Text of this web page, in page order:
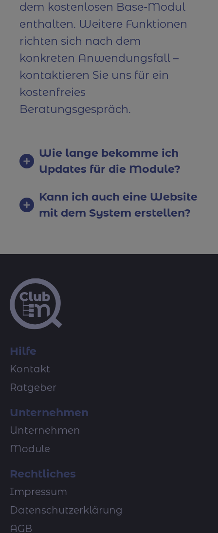
dem kostenlosen Base-Modul
enthalten. Weitere Funktionen
richten sich nach dem
konkreten Anwendungsfall –
kontaktieren Sie uns für ein
kostenfreies
Beratungsgespräch.
Wie lange bekomme ich
Updates für die Module?
Kann ich auch eine Website
mit dem System erstellen?
Hilfe
Kontakt
Ratgeber
Unternehmen
Unternehmen
Module
Rechtliches
Impressum
Datenschutzerklärung
AGB